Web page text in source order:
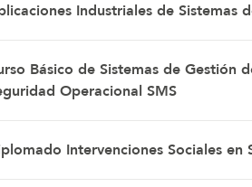
Industriales de Sistemas
Básico de Sistemas de Gestión
Operacional SMS
Intervenciones Sociales en